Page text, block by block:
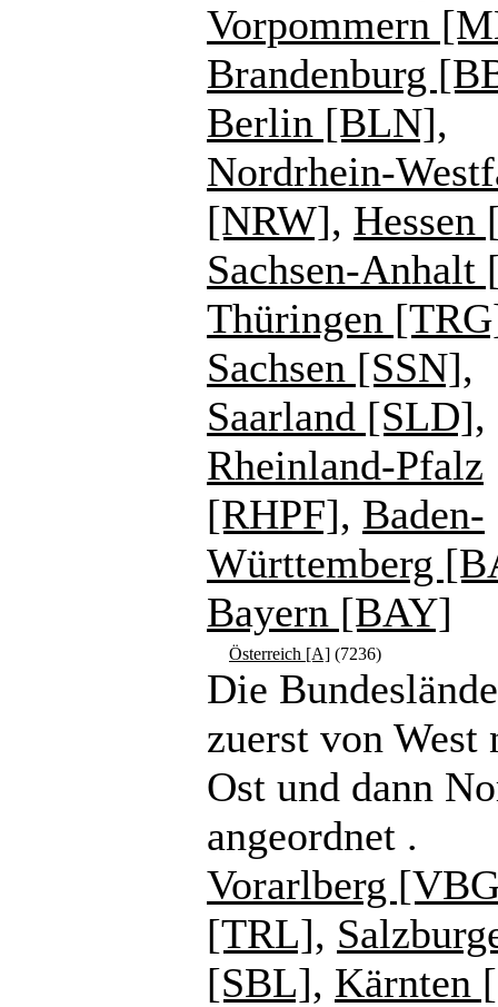
Vorpommern
Brandenburg
Berlin [BLN],
Nordrhein-
[NRW], Hessen
Sachsen-Anhalt
Thüringen
Sachsen [SSN],
Saarland [SLD],
Rheinland-Pfalz
[RHPF], Baden-
Württemberg
Bayern [BAY]
Österreich [A] (7236)
Die
zuerst von West
Ost und dann
angeordnet .
Vorarlberg
[TRL],
[SBL], Kärnten